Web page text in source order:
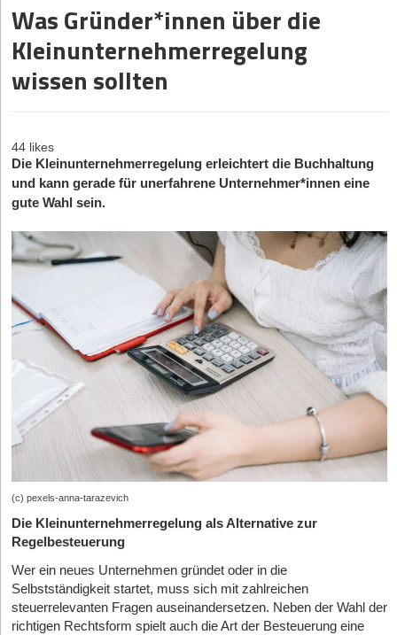
Was Gründer*innen über die
Kleinunternehmerregelung
wissen sollten
44 likes
Die Kleinunternehmerregelung erleichtert die Buchhaltung
und kann gerade für unerfahrene Unternehmer*innen eine
gute Wahl sein.
(c) pexels-anna-tarazevich
Die Kleinunternehmerregelung als Alternative zur
Regelbesteuerung
Wer ein neues Unternehmen gründet oder in die
Selbstständigkeit startet, muss sich mit zahlreichen
steuerrelevanten Fragen auseinandersetzen. Neben der Wahl der
richtigen Rechtsform spielt auch die Art der Besteuerung eine